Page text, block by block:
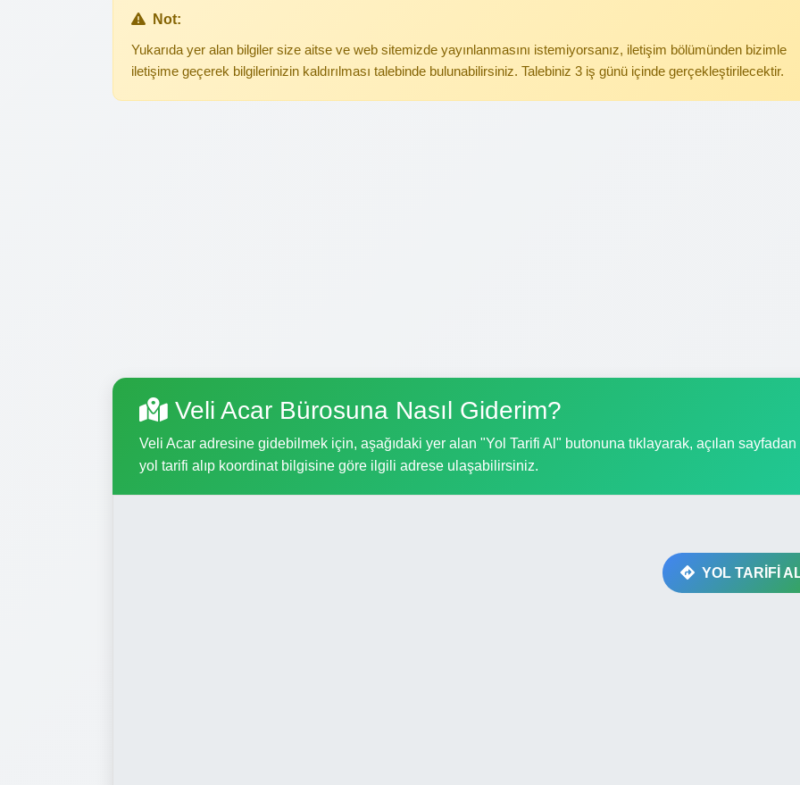
Not:
Yukarıda yer alan bilgiler size aitse ve web sitemizde yayınlanmasını istemiyorsanız, iletişim bölümünden bizimle
iletişime geçerek bilgilerinizin kaldırılması talebinde bulunabilirsiniz. Talebiniz 3 iş günü içinde gerçekleştirilecektir.
Veli Acar Bürosuna Nasıl Giderim?
Veli Acar adresine gidebilmek için, aşağıdaki yer alan "Yol Tarifi Al" butonuna tıklayarak, açılan sayfadan
yol tarifi alıp koordinat bilgisine göre ilgili adrese ulaşabilirsiniz.
YOL TARİFİ